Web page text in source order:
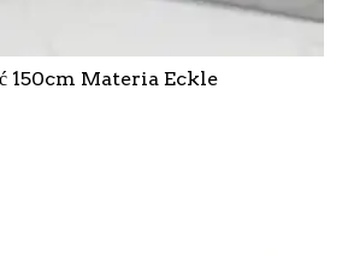
Materia Eckle